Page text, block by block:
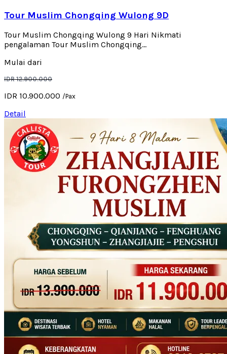
Tour Muslim Chongqing Wulong 9D
Tour Muslim Chongqing Wulong 9 Hari Nikmati
pengalaman Tour Muslim Chongqing...
Mulai dari
IDR 12.900.000
IDR 10.900.000 /Pax
Detail